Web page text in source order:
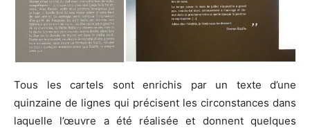
Tous les cartels sont enrichis par un texte d’une
quinzaine de lignes qui précisent les circonstances dans
laquelle l’œuvre a été réalisée et donnent quelques